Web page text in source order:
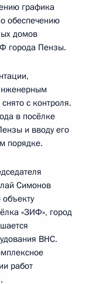
графика
обеспечению
домов
города Пензы.
с контроля.
в посёлке
и вводу его
порядке.
Симонов
«ЗИФ», город
ВНС.
работ